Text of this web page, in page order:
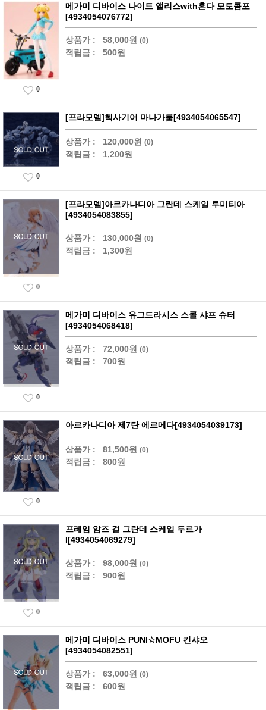
메가미 디바이스 나이트 앨리스with혼다 모토콤포
[4934054076772]
상품가 : 58,000원 (0)
적립금 : 500원
0
[프라모델]헥사기어 마나가룸[4934054065547]
상품가 : 120,000원 (0)
적립금 : 1,200원
0
[프라모델]아르카나디아 그란데 스케일 루미티아
[4934054083855]
상품가 : 130,000원 (0)
적립금 : 1,300원
0
메가미 디바이스 유그드라시스 스콜 샤프 슈터
[4934054068418]
상품가 : 72,000원 (0)
적립금 : 700원
0
아르카나디아 제7탄 에르메다[4934054039173]
상품가 : 81,500원 (0)
적립금 : 800원
0
프레임 암즈 걸 그란데 스케일 두르가
I[4934054069279]
상품가 : 98,000원 (0)
적립금 : 900원
0
메가미 디바이스 PUNI☆MOFU 킨샤오
[4934054082551]
상품가 : 63,000원 (0)
적립금 : 600원